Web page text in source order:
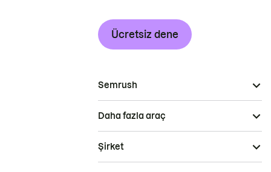
Ücretsiz dene
Semrush
Daha fazla araç
Şirket